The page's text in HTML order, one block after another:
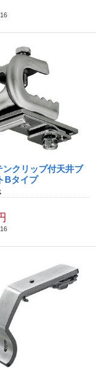
ンクリップ付天井ブ
Bタイプ